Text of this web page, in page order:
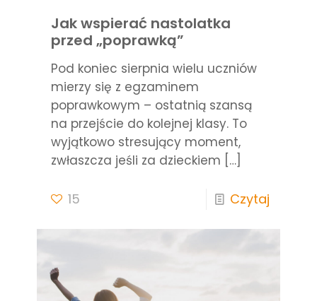
Jak wspierać nastolatka
przed „poprawką”
Pod koniec sierpnia wielu uczniów
mierzy się z egzaminem
poprawkowym – ostatnią szansą
na przejście do kolejnej klasy. To
wyjątkowo stresujący moment,
zwłaszcza jeśli za dzieckiem […]
15 Czytaj